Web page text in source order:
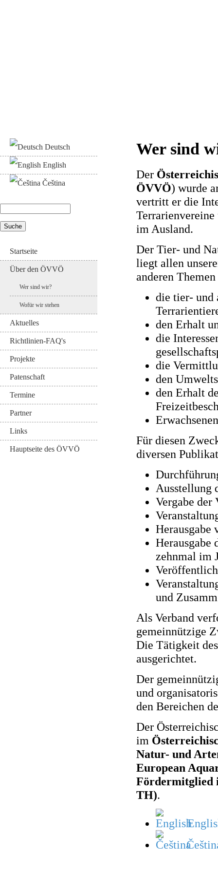
Deutsch
English
Čeština
Suchformular
Startseite
Über den ÖVVÖ
Wer sind wir?
Wofür wir stehen
Aktuelles
Richtlinien-FAQ's
Projekte
Patenschaft
Termine
Partner
Links
Hauptseite des ÖVVÖ
Wer sind
Der
ÖVVÖ) wurde
vertritt er die
im Ausland.
Der Tier- und
liegt allen
anderen
die tier- und
den Erhalt
die
die
den
den Erhalt
Für diesen
diversen
Ausstellung
Vergabe
Herausgabe
Herausgabe
zehnmal im
und
Als Verband
gemeinnützige
Die Tätigkeit
ausgerichtet.
Der
und
den Bereichen
Der
im
Natur- und
European
Fördermitglied
TH).